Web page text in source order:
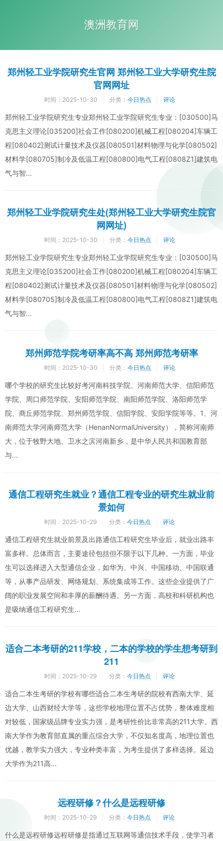
澳洲教育网
郑州轻工业学院研究生官网 郑州轻工业大学研究生院
官网网址
时间： 2025-10-30 分类： 今日热点 评论
郑州轻工业学院研究生专业郑州轻工业学院研究生专业：[030500]马
克思主义理论[035200]社会工作[080200]机械工程[080204]车辆工
程[080402]测试计量技术及仪器[080501]材料物理与化学[080502]
材料学[080705]制冷及低温工程[080800]电气工程[0808Z1]建筑电
气与智...
郑州轻工业学院研究生处(郑州轻工业大学研究生院官
网网址)
时间： 2025-10-30 分类： 今日热点 评论
郑州轻工业学院研究生专业郑州轻工业学院研究生专业：[030500]马
克思主义理论[035200]社会工作[080200]机械工程[080204]车辆工
程[080402]测试计量技术及仪器[080501]材料物理与化学[080502]
材料学[080705]制冷及低温工程[080800]电气工程[0808Z1]建筑电
气与智...
郑州师范学院考研率高不高 郑州师范考研率
时间： 2025-10-30 分类： 今日热点 评论
哪个学校的研究生比较好考河南科技学院、河南师范大学、信阳师范
学院、周口师范学院、安阳师范学院、南阳师范学院、洛阳师范学
院、商丘师范学院、郑州师范学院、信阳学院、安阳学院等等。1、河
南师范大学河南师范大学（HenanNormalUniversity），简称河南师
大，位于牧野大地、卫水之滨河南新乡，是中华人民共和国教育部
与...
通信工程研究生就业？通信工程专业的研究生就业前
景如何
时间： 2025-10-29 分类： 今日热点 评论
通信工程研究生就业前景及出路通信工程研究生毕业后，就业出路丰
富多样。总体而言，主要途径包括但不限于以下几种。一方面，毕业
生可以选择进入大型通信企业，如华为、中兴、中国移动、中国联通
等，从事产品研发、网络规划、系统集成等工作。这些企业提供了广
阔的职业发展空间和丰厚的薪酬待遇。另一方面，高校和科研机构也
是吸纳通信工程研究生...
适合二本考研的211学校，二本的学校的学生想考研到
211
时间： 2025-10-29 分类： 今日热点 评论
适合二本生考研的学校有哪些适合二本生考研的院校有西南大学、延
边大学、山西财经大学等，这些学校地理位置不占优势，整体难度相
对较低，国家级品牌专业实力强，是考研性价比非常高的211大学。西
南大学作为教育部直属的重点综合大学，不仅知名度高，地理位置也
优越，教学实力强大，专业种类丰富，为考生提供了多样选择。延边
大学作为211高...
远程研修？什么是远程研修
时间： 2025-10-29 分类： 今日热点 评论
什么是远程研修远程研修是指通过互联网等通信技术手段，使学习者